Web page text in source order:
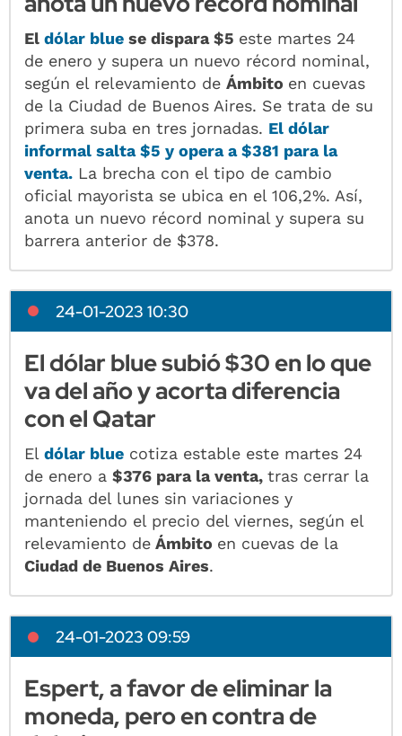
Eldólar bluese dispara $5 este martes 24
de enero y supera un nuevo récord nominal,
según el relevamiento deÁmbito en cuevas
de la Ciudad de Buenos Aires. Se trata de su
primera suba en tres jornadas. El dólar
informal salta $5 y opera a $381 para la
venta. La brecha con el tipo de cambio
oficial mayorista se ubica en el 106,2%. Así,
anota un nuevo récord nominal y supera su
barrera anterior de $378.
24-01-2023 10:30
El dólar blue subió $30 en lo que
va del año y acorta diferencia
con el Qatar
Eldólar blue cotiza estable este martes 24
de enero a$376 para la venta,tras cerrar la
jornada del lunes sin variaciones y
manteniendo el precio del viernes, según el
relevamiento de Ámbito en cuevas de la
Ciudad de Buenos Aires.
24-01-2023 09:59
Espert, a favor de eliminar la
moneda, pero en contra de